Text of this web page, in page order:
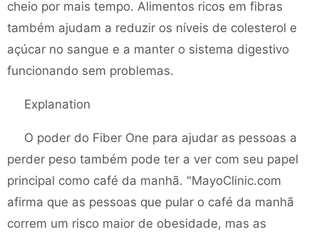
cheio por mais tempo. Alimentos ricos em fibras
também ajudam a reduzir os níveis de colesterol e
açúcar no sangue e a manter o sistema digestivo
funcionando sem problemas.
Explanation
O poder do Fiber One para ajudar as pessoas a
perder peso também pode ter a ver com seu papel
principal como café da manhã. "MayoClinic.com
afirma que as pessoas que pular o café da manhã
correm um risco maior de obesidade, mas as